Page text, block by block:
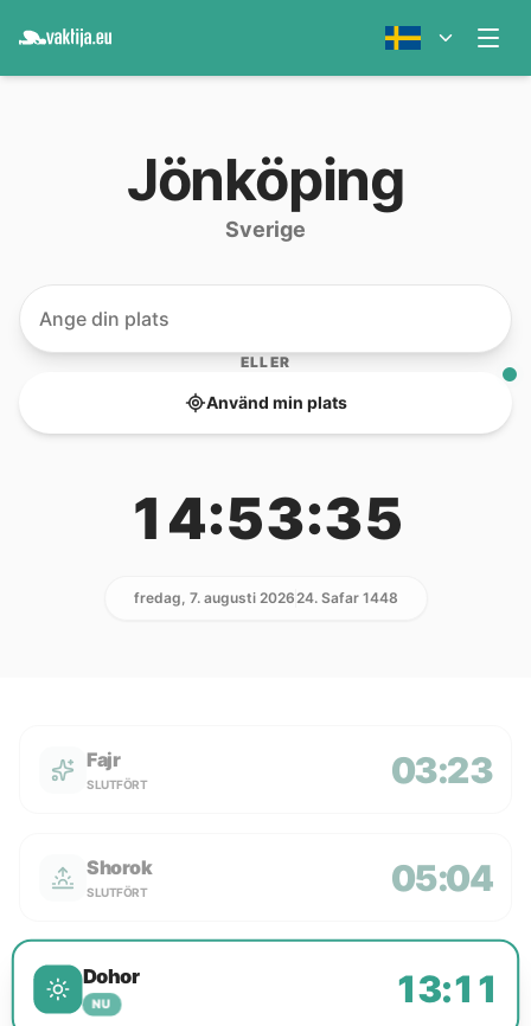
Jönköping
Sverige
ELLER
Använd min plats
14:53:35
fredag, 7. augusti 202624. Safar 1448
Fajr
SLUTFÖRT 03:23
Shorok
SLUTFÖRT 05:04
Dohor
NU 13:11